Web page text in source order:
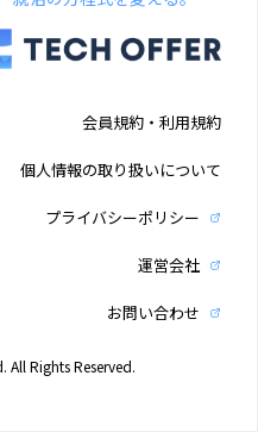
会員規約・利用規約
個人情報の取り扱いについて
プライバシーポリシー
運営会社
お問い合わせ
All Rights Reserved.